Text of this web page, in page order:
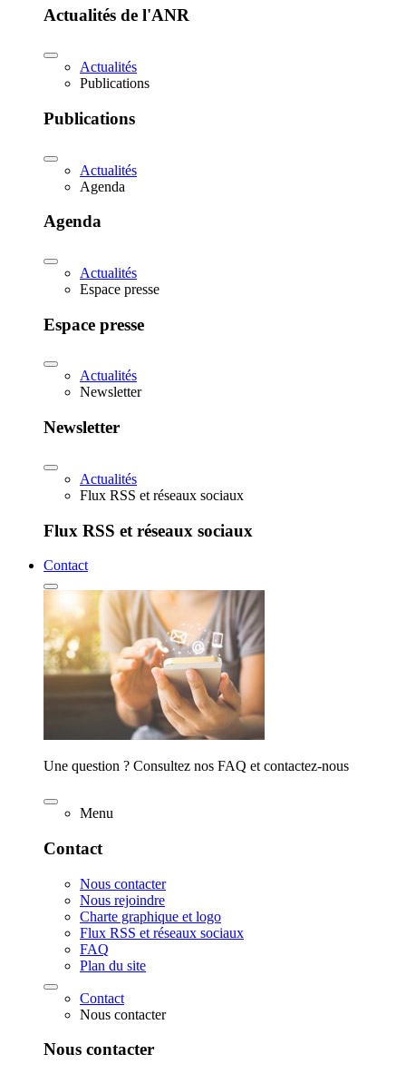
Actualités de l'ANR
Actualités
Publications
Publications
Actualités
Agenda
Agenda
Actualités
Espace presse
Espace presse
Actualités
Newsletter
Newsletter
Actualités
Flux RSS et réseaux sociaux
Flux RSS et réseaux sociaux
Contact
Une question ? Consultez nos FAQ et contactez-nous
Menu
Contact
Nous contacter
Nous rejoindre
Charte graphique et logo
Flux RSS et réseaux sociaux
FAQ
Plan du site
Contact
Nous contacter
Nous contacter